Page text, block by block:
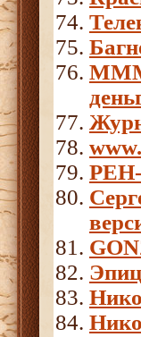
МММ
РЕН-